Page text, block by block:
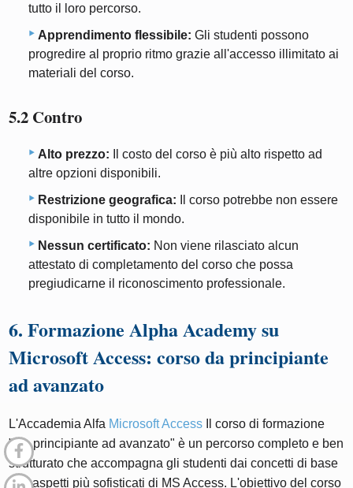
tutto il loro percorso.
Apprendimento flessibile: Gli studenti possono
progredire al proprio ritmo grazie all'accesso illimitato ai
materiali del corso.
5.2 Contro
Alto prezzo: Il costo del corso è più alto rispetto ad
altre opzioni disponibili.
Restrizione geografica: Il corso potrebbe non essere
disponibile in tutto il mondo.
Nessun certificato: Non viene rilasciato alcun
attestato di completamento del corso che possa
pregiudicarne il riconoscimento professionale.
6. Formazione Alpha Academy su
Microsoft Access: corso da principiante
ad avanzato
L'Accademia Alfa Microsoft Access Il corso di formazione
"Da principiante ad avanzato" è un percorso completo e ben
strutturato che accompagna gli studenti dai concetti di base
agli aspetti più sofisticati di MS Access. L'obiettivo del corso